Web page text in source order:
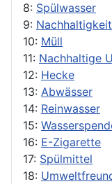
8: Spülwasser
9: Nachhaltigkeit
10: Müll
11: Nachhaltige
12: Hecke
13: Abwässer
14: Reinwasser
15:
16: E-Zigarette
17: Spülmittel
18: